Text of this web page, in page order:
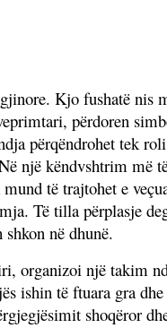
Kjo fushatë nis
përdoren
përqëndrohet tek
një këndvshtrim më
të trajtohet e
Të tilla përplasje
në dhunë.
organizoi një takim
ishin të ftuara gra
shoqëror